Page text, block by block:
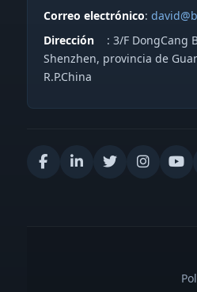
Correo electrónico:
Dirección
: 3/F DongCang
Shenzhen, provincia de
R.P.China